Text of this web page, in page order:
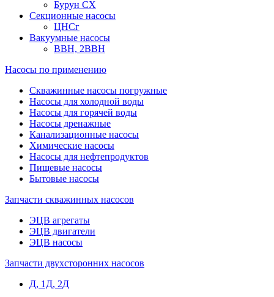
Бурун СХ
Секционные насосы
ЦНСг
Вакуумные насосы
ВВН, 2ВВН
Насосы по применению
Скважинные насосы погружные
Насосы для холодной воды
Насосы для горячей воды
Насосы дренажные
Канализационные насосы
Химические насосы
Насосы для нефтепродуктов
Пищевые насосы
Бытовые насосы
Запчасти скважинных насосов
ЭЦВ агрегаты
ЭЦВ двигатели
ЭЦВ насосы
Запчасти двухсторонних насосов
Д, 1Д, 2Д